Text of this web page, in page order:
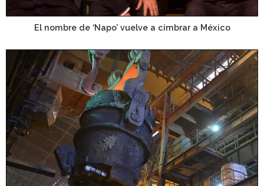
El nombre de ‘Napo’ vuelve a cimbrar a México